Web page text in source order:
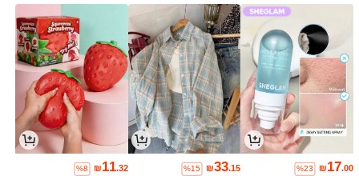
₪17.00
%23
₪33.15
%15
₪11.32
%8